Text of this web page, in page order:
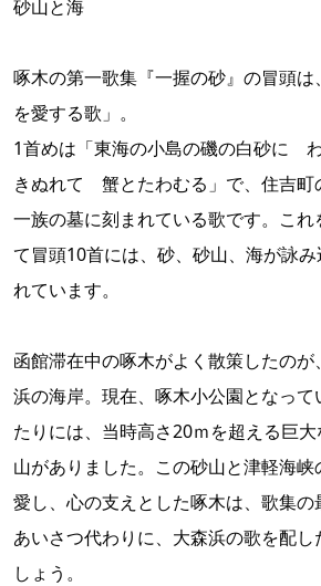
砂山と海
啄木の第一歌集『一握の砂』の冒頭は
を愛する歌」。
1首めは「東海の小島の磯の白砂に
きぬれて 蟹とたわむる」で、住吉町
一族の墓に刻まれている歌です。これ
て冒頭10首には、砂、砂山、海が詠み
れています。
函館滞在中の啄木がよく散策したのが
浜の海岸。現在、啄木小公園となって
たりには、当時高さ20ｍを超える巨
山がありました。この砂山と津軽海峡
愛し、心の支えとした啄木は、歌集の
あいさつ代わりに、大森浜の歌を配し
しょう。